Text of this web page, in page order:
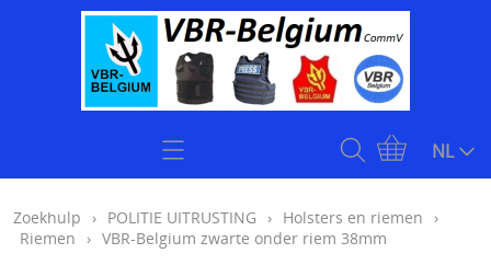
NL
Zoekhulp › POLITIE UITRUSTING › Holsters en riemen
›
Riemen
› VBR-Belgium zwarte onder riem 38mm